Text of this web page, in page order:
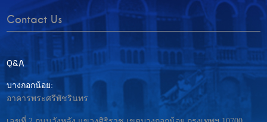
Contact Us
Q&A
บางกอกน้อย:
อาคารพระศรีพัชรินทร